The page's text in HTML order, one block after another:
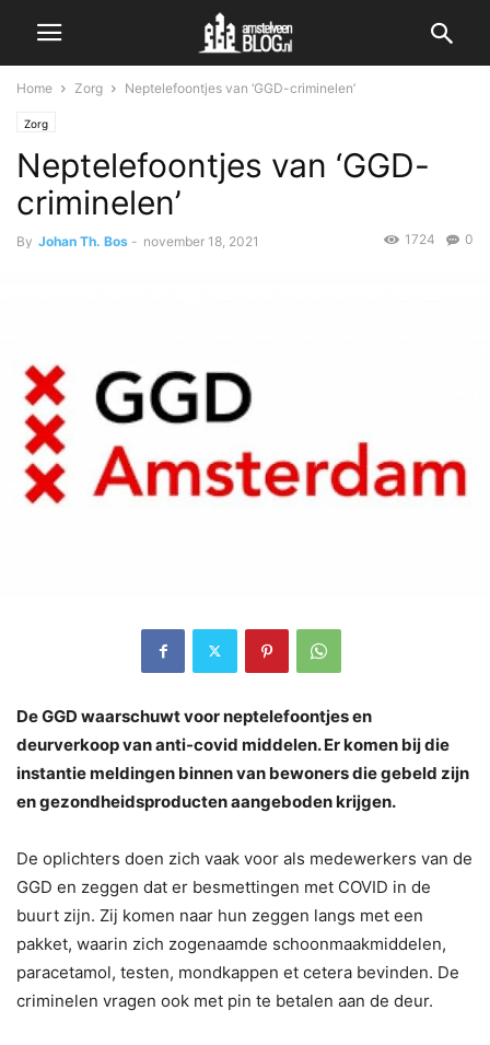
Home Zorg Neptelefoontjes van ‘GGD-criminelen’
Zorg
Neptelefoontjes van ‘GGD-
criminelen’
By Johan Th. Bos - november 18, 2021 0
1724
De GGD waarschuwt voor neptelefoontjes en
deurverkoop van anti-covid middelen. Er komen bij die
instantie meldingen binnen van bewoners die gebeld zijn
en gezondheidsproducten aangeboden krijgen.
De oplichters doen zich vaak voor als medewerkers van de
GGD en zeggen dat er besmettingen met COVID in de
buurt zijn. Zij komen naar hun zeggen langs met een
pakket, waarin zich zogenaamde schoonmaakmiddelen,
paracetamol, testen, mondkappen et cetera bevinden. De
criminelen vragen ook met pin te betalen aan de deur.